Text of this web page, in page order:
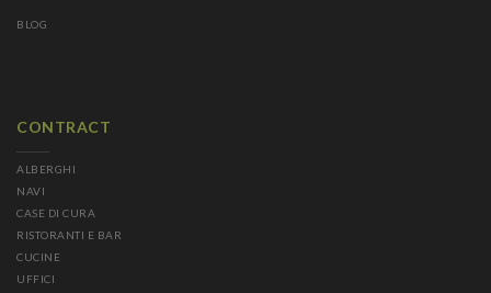
BLOG
CONTRACT
ALBERGHI
NAVI
CASE DI CURA
RISTORANTI E BAR
CUCINE
UFFICI